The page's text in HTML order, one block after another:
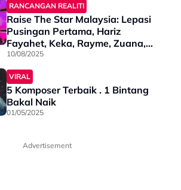
RANCANGAN REALITI
Raise The Star Malaysia: Lepasi
Pusingan Pertama, Hariz
Fayahet, Keka, Rayme, Zuana,
Didie Shazry Berjaya ‘Debut’
Dengan Lagu Baharu
10/08/2025
VIRAL
5 Komposer Terbaik . 1 Bintang
Bakal Naik
01/05/2025
Advertisement